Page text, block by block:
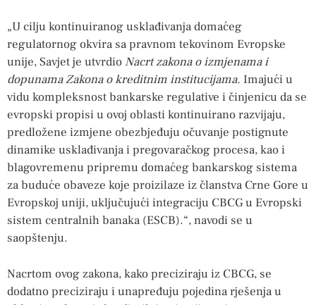
„U cilju kontinuiranog usklađivanja domaćeg
regulatornog okvira sa pravnom tekovinom Evropske
unije, Savjet je utvrdioNacrt zakona o izmjenama i
dopunama Zakona o kreditnim institucijama. Imajući u
vidu kompleksnost bankarske regulative i činjenicu da se
evropski propisi u ovoj oblasti kontinuirano razvijaju,
predložene izmjene obezbjeđuju očuvanje postignute
dinamike usklađivanja i pregovaračkog procesa, kao i
blagovremenu pripremu domaćeg bankarskog sistema
za buduće obaveze koje proizilaze iz članstva Crne Gore u
Evropskoj uniji, uključujući integraciju CBCG u Evropski
sistem centralnih banaka (ESCB).“, navodi se u
saopštenju.
Nacrtom ovog zakona, kako preciziraju iz CBCG, se
dodatno preciziraju i unapređuju pojedina rješenja u